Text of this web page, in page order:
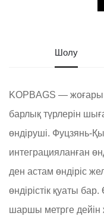
Шолу
KOPBAGS — жоғары
барлық түрлерін
өндіруші. Фуцзянь-
интеграцияланған
ден астам өндіріс
өндірістік қуаты
шаршы метрге дейін